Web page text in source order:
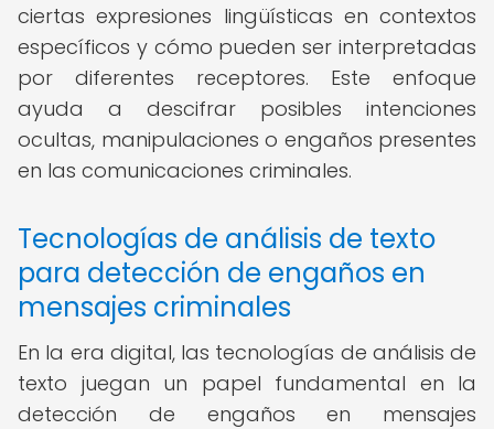
ciertas expresiones lingüísticas en contextos
específicos y cómo pueden ser interpretadas
por diferentes receptores. Este enfoque
ayuda a descifrar posibles intenciones
ocultas, manipulaciones o engaños presentes
en las comunicaciones criminales.
Tecnologías de análisis de texto
para detección de engaños en
mensajes criminales
En la era digital, las tecnologías de análisis de
texto juegan un papel fundamental en la
detección de engaños en mensajes